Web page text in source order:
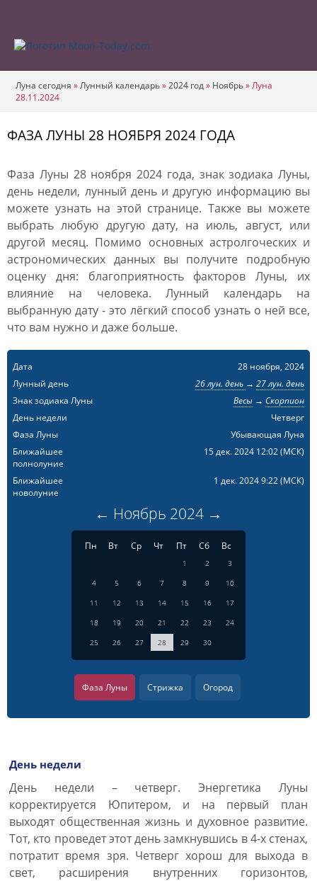
Луна сегодня »Лунный календарь»2024 год» Ноябрь»Луна
28.11.2024
ФАЗА ЛУНЫ 28 НОЯБРЯ 2024 ГОДА
Фаза Луны 28 ноября 2024 года, знак зодиака Луны,
день недели, лунный день и другую информацию вы
можете узнать на этой странице. Также вы можете
выбрать любую другую дату, на июль, август, или
другой месяц. Помимо основных астролгоческих и
астрономических данных вы получите подробную
оценку дня: благоприятность факторов Луны, их
влияние на человека. Лунный календарь на
выбранную дату - это лёгкий способ узнать о ней все,
что вам нужно и даже больше.
Дата
28 ноября, 2024
Лунный день
26 лун. день → 27 лун. день
Знак зодиака Луны
Весы→ Скорпион
День недели
Четверг
Фаза Луны
Убывающая Луна
Ближайшее
полнолуние
15 дек. 2024 12:02(МСК)
Ближайшее
новолуние
1 дек. 2024 9:22(МСК)
← Ноябрь 2024 →
Пн Вт Ср Чт Пт Сб Вс
1 2
3
4
5 6 7 8 9
10
11
12 13 14 15 16
17
18
19 20 21 22 23
24
25
26 27 28 29 30
Фаза Луны Стрижка Огород
День недели
День недели – четверг. Энергетика Луны
корректируется Юпитером, и на первый план
выходят общественная жизнь и духовное развитие.
Тот, кто проведет этот день замкнувшись в 4-х стенах,
потратит время зря. Четверг хорош для выхода в
свет, расширения внутренних горизонтов,